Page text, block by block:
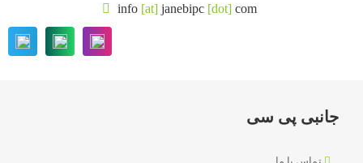
info [at] janebipc [dot] com
جانبی پی سی